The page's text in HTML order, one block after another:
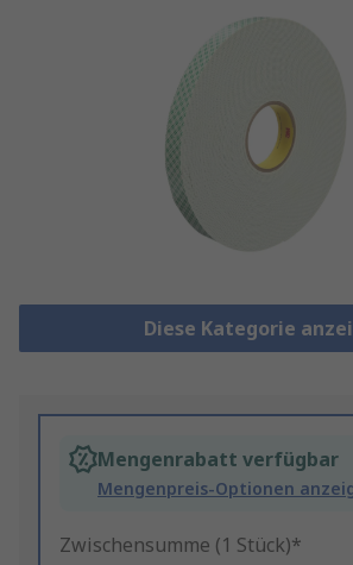
Diese Kategorie
Mengenrabatt verfügbar
Mengenpreis-Optionen
Zwischensumme (1 Stück)*